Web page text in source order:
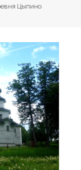
Цыпино